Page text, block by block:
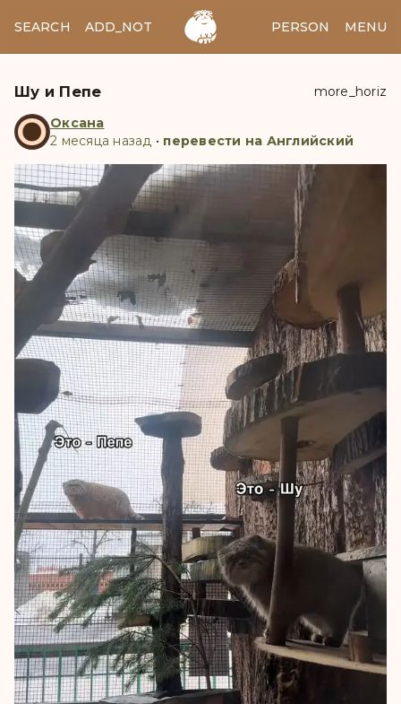
SEARCH ADD_NOTES ADD_IMAGE PERSON MENU
Шу и Пепе more_horiz
ООксана
2 месяца назад • перевести на Английский